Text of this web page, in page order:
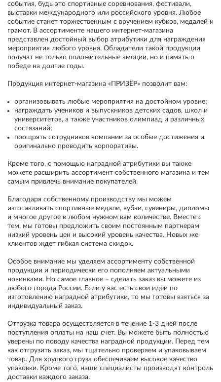
события, будь это спортивные соревнования, фестивали,
выставки международного или российского уровня. Любое
событие станет торжественным с вручением кубков, медалей и
грамот. В ассортименте нашего интернет-магазина
представлен достойный выбор атрибутики для награждения
мероприятия любого уровня. Обладатели такой продукции
получат не только положительные эмоции, но и память о
победе на долгие годы.
Продукция интернет-магазина «ПРИЗЁР» позволит вам:
организовывать любые мероприятия на достойном уровне;
награждать учеников и выпускников детских садов, школ и
университетов, а также участников олимпиад и различных
состязаний;
поощрять сотрудников компании за особые достижения и
оригинально проводить корпоративы.
Кроме того, с помощью наградной атрибутики вы также
можете расширить ассортимент собственного магазина и тем
самым привлечь внимание покупателей.
Благодаря собственному производству мы можем
изготавливать спортивные медали, кубки, сувениры, дипломы
и многое другое в любом нужном вам количестве. Вместе с
тем, мы готовы предложить своим постоянным партнерам
низкий уровень цен и высокий уровень качества. Новых же
клиентов ждет гибкая система скидок.
Особое внимание мы уделяем ассортименту собственной
продукции и периодически его пополняем актуальными
новинками. Но самое главное – сделать заказ вы можете из
любого города России. Если у вас есть свои идеи по
изготовлению наградной атрибутики, то мы готовы взяться за
индивидуальный заказ.
Отгрузка товара осуществляется в течение 1-3 дней после
поступления оплаты на наш счет. Вы можете быть полностью
уверены по поводу качества наградной продукции. Перед тем
как отгрузить заказ, мы тщательно проверяем и упаковываем
товар. Для хрупкого груза обеспечиваем высокое качество
упаковки. Кроме того, наши специалисты производят контроль
доставки каждого заказа.